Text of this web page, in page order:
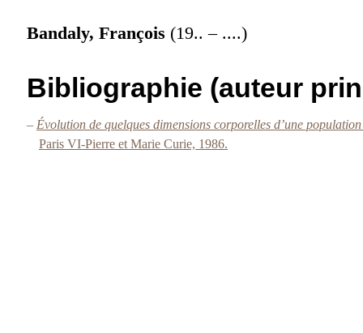
Bandaly, François (19.. – ....)
Bibliographie (auteur
– Évolution de quelques dimensions corporelles d’une
Paris VI-Pierre et Marie Curie, 1986.